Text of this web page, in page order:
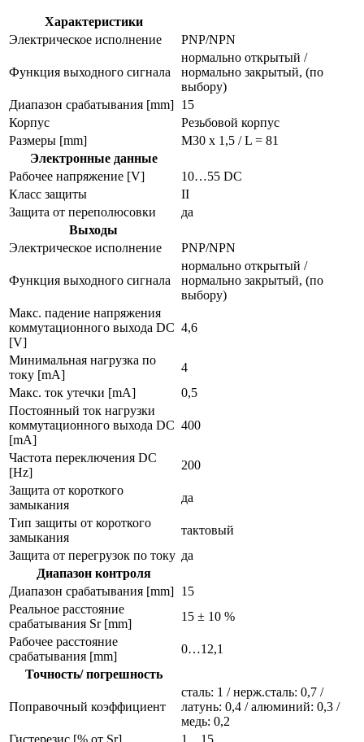
Характеристики
Электрическое исполнение
PNP/NPN
Функция выходного сигнала
нормально открытый /
нормально закрытый, (по
выбору)
Диапазон срабатывания [mm] 15
Корпус
Резьбовой корпус
Размеры [mm]
M30 x 1,5 / L = 81
Электронные данные
Рабочее напряжение [V]
10…55 DC
Класс защиты
II
Защита от переполюсовки
да
Выходы
Электрическое исполнение
PNP/NPN
Функция выходного сигнала
нормально открытый /
нормально закрытый, (по
выбору)
Макс. падение напряжения
коммутационного выхода DC
[V]
4,6
Минимальная нагрузка по
току [mA]
4
Макс. ток утечки [mA]
0,5
Постоянный ток нагрузки
коммутационного выхода DC
[mA]
400
Частота переключения DC
[Hz]
200
Защита от короткого
замыкания
да
Тип защиты от короткого
замыкания
тактовый
Защита от перегрузок по току да
Диапазон контроля
Диапазон срабатывания [mm] 15
Реальное расстояние
срабатывания Sr [mm]
15 ± 10 %
Рабочее расстояние
срабатывания [mm]
0…12,1
Точность/ погрешность
Поправочный коэффициент
сталь: 1 / нерж.сталь: 0,7 /
латунь: 0,4 / алюминий: 0,3 /
медь: 0,2